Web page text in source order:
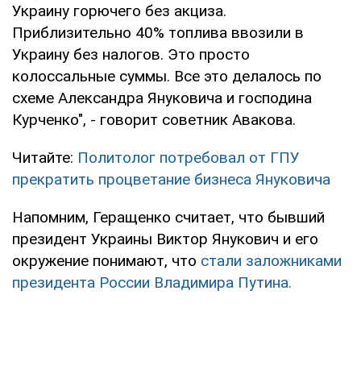
Украину горючего без акциза.
Приблизительно 40% топлива ввозили в
Украину без налогов. Это просто
колоссальные суммы. Все это делалось по
схеме Александра Януковича и господина
Курченко", - говорит советник Авакова.
Читайте: Политолог потребовал от ГПУ
прекратить процветание бизнеса Януковича
Напомним, Геращенко считает, что бывший
президент Украины Виктор Янукович и его
окружение понимают, что стали заложниками
президента России Владимира Путина.